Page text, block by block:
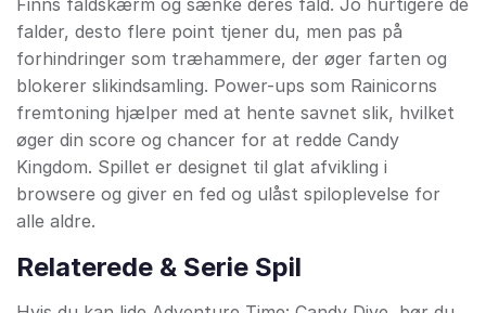
Finns faldskærm og sænke deres fald. Jo hurtigere de
falder, desto flere point tjener du, men pas på
forhindringer som træhammere, der øger farten og
blokerer slikindsamling. Power-ups som Rainicorns
fremtoning hjælper med at hente savnet slik, hvilket
øger din score og chancer for at redde Candy
Kingdom. Spillet er designet til glat afvikling i
browsere og giver en fed og ulåst spiloplevelse for
alle aldre.
Relaterede & Serie Spil